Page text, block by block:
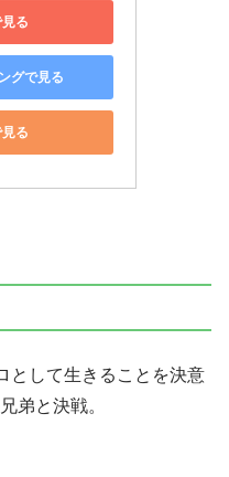
る
グで見る
る
として生きることを決意
弟と決戦。